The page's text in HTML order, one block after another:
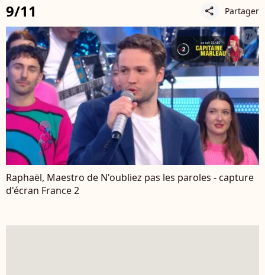
9/11 share Partager
Raphaël, Maestro de N'oubliez pas les paroles - capture
d'écran France 2